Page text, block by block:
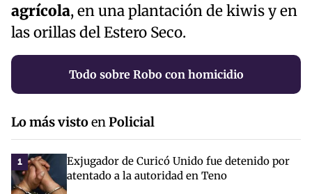
agrícola, en una plantación de kiwis y en
las orillas del Estero Seco.
Todo sobre Robo con homicidio
Lo más vistoenPolicial
1
Exjugador de Curicó Unido fue detenido por
atentado a la autoridad en Teno